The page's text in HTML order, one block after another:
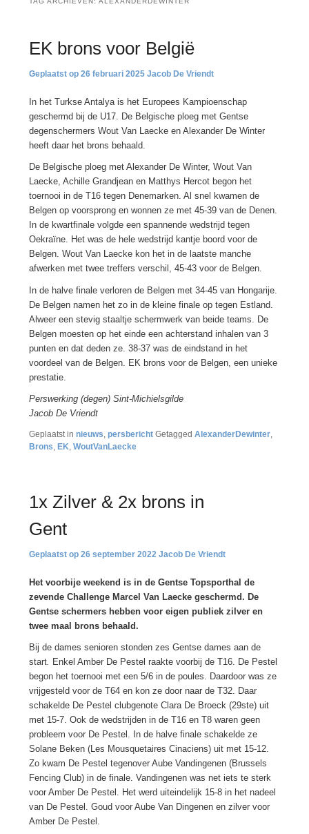
EK brons voor België
26 februari 2025 Jacob De Vriendt
In het Turkse Antalya is het Europees Kampioenschap
geschermd bij de U17. De Belgische ploeg met Gentse
degenschermers Wout Van Laecke en Alexander De Winter
heeft daar het brons behaald.
De Belgische ploeg met Alexander De Winter, Wout Van
Laecke, Achille Grandjean en Matthys Hercot begon het
toernooi in de T16 tegen Denemarken. Al snel kwamen de
Belgen op voorsprong en wonnen ze met 45-39 van de Denen.
In de kwartfinale volgde een spannende wedstrijd tegen
Oekraïne. Het was de hele wedstrijd kantje boord voor de
Belgen. Wout Van Laecke kon het in de laatste manche
afwerken met twee treffers verschil, 45-43 voor de Belgen.
In de halve finale verloren de Belgen met 34-45 van Hongarije.
De Belgen namen het zo in de kleine finale op tegen Estland.
Alweer een stevig staaltje schermwerk van beide teams. De
Belgen moesten op het einde een achterstand inhalen van 3
punten en dat deden ze. 38-37 was de eindstand in het
voordeel van de Belgen. EK brons voor de Belgen, een unieke
prestatie.
Perswerking (degen) Sint-Michielsgilde
Jacob De Vriendt
Geplaatst in nieuws persbericht Getagged AlexanderDewinter,
Brons EK WoutVanLaecke
1x Zilver & 2x brons in
Gent
26 september 2022 Jacob De Vriendt
Het voorbije weekend is in de Gentse Topsporthal de
zevende Challenge Marcel Van Laecke geschermd. De
Gentse schermers hebben voor eigen publiek zilver en
twee maal brons behaald.
Bij de dames senioren stonden zes Gentse dames aan de
start. Enkel Amber De Pestel raakte voorbij de T16. De Pestel
begon het toernooi met een 5/6 in de poules. Daardoor was ze
vrijgesteld voor de T64 en kon ze door naar de T32. Daar
schakelde De Pestel clubgenote Clara De Broeck (29ste) uit
met 15-7. Ook de wedstrijden in de T16 en T8 waren geen
probleem voor De Pestel. In de halve finale schakelde ze
Solane Beken (Les Mousquetaires Cinaciens) uit met 15-12.
Zo kwam De Pestel tegenover Aube Vandingenen (Brussels
Fencing Club) in de finale. Vandingenen was net iets te sterk
voor Amber De Pestel. Het werd uiteindelijk 15-8 in het nadeel
van De Pestel. Goud voor Aube Van Dingenen en zilver voor
Amber De Pestel.